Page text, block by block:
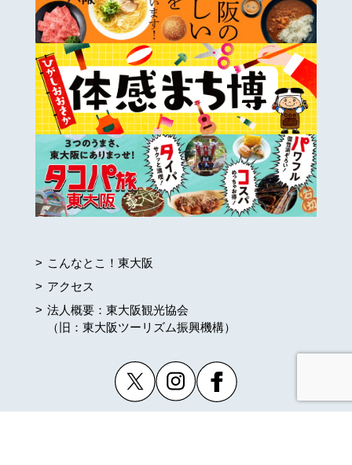
こんなとこ！東大阪
アクセス
法人概要：東大阪観光協会
（旧：東大阪ツーリズム振興機構）